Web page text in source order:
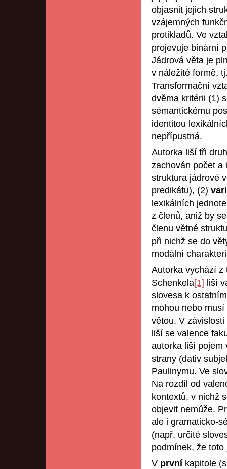
objasnit jejich
vzájemných
protikladů. Ve
projevuje binární
Jádrová věta je
v náležité formě,
Transformační
dvěma kritérii (1)
sémantickému
identitou
nepřípustná.
Autorka liší tři
zachován počet a
struktura jádrové
predikátu), (2)
lexikálních
z členů, aniž by
členu větné
při nichž se do
modální
Autorka vychází z
Schenkela[1] liší
slovesa k
mohou nebo
větou. V
liší se valence
autorka liší pojem
strany (dativ
Paulinymu. Ve
Na rozdíl od
kontextů, v nichž
objevit nemůže.
ale i gramaticko-
(např. určité
podmínek, že
V první kapitole